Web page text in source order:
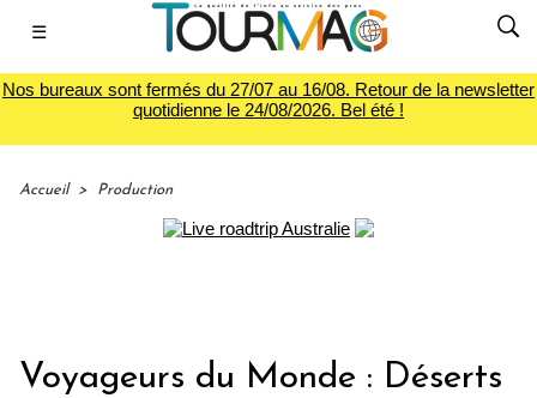
☰
Nos bureaux sont fermés du 27/07 au 16/08. Retour de la newsletter
quotidienne le 24/08/2026. Bel été !
Accueil > Production
Voyageurs du Monde : Déserts